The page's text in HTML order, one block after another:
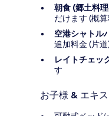
朝食 (郷土料
だけます (概
空港シャトル
追加料金 (片
レイトチェッ
す
お子様 & エキ